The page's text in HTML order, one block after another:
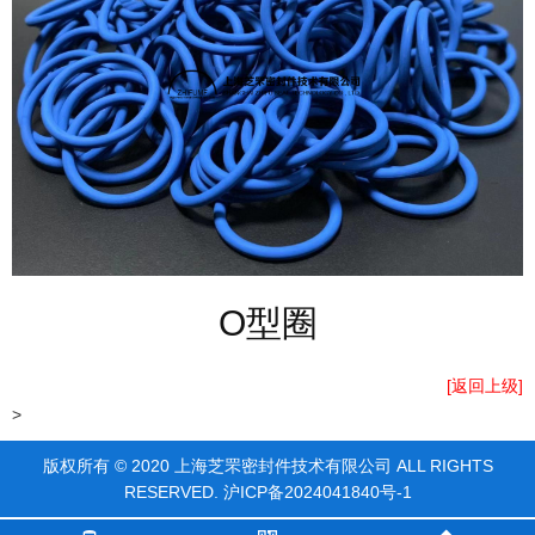
O型圈
[返回上级]
>
版权所有 © 2020 上海芝罘密封件技术有限公司 ALL RIGHTS
RESERVED. 沪ICP备2024041840号-1